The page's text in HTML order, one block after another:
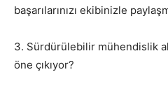
başarılarınızı ekibinizle
3. Sürdürülebilir mühendislik
öne çıkıyor?